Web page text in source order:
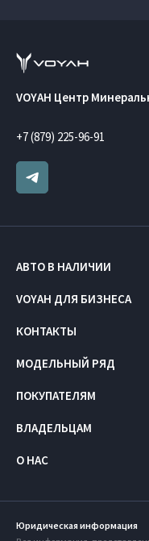
VOYAH Центр
+7 (879) 225-96-91
АВТО В НАЛИЧИИ
VOYAH ДЛЯ БИЗНЕСА
КОНТАКТЫ
МОДЕЛЬНЫЙ РЯД
ПОКУПАТЕЛЯМ
ВЛАДЕЛЬЦАМ
О НАС
Юридическая информация